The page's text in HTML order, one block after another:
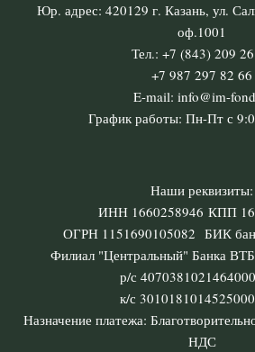
Юр. адрес: 420129 г. Казань, ул.
оф.1001
Тел.: +7 (843) 209
+7 987 297 82 66
E-mail: info@im-
График работы: Пн-Пт с
Наши реквизиты:
ИНН 1660258946 КПП
ОГРН 1151690105082 БИК
Филиал "Центральный" Банка
р/с
к/с
Назначение платежа:
НДС